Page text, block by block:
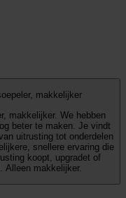
makkelijker
We hebben
beter te maken. Je vindt
uitrusting tot onderdelen
snellere ervaring die
koopt, upgradet of
Alleen makkelijker.